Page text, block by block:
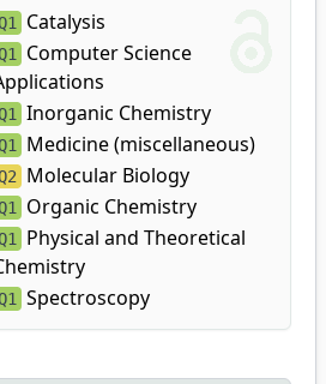
Catalysis
Computer Science
Inorganic Chemistry
Medicine (miscellaneous)
Molecular Biology
Organic Chemistry
Physical and Theoretical
Spectroscopy